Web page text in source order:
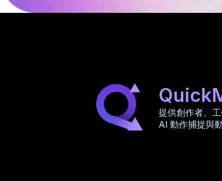
提供創作者、
AI 動作捕捉與